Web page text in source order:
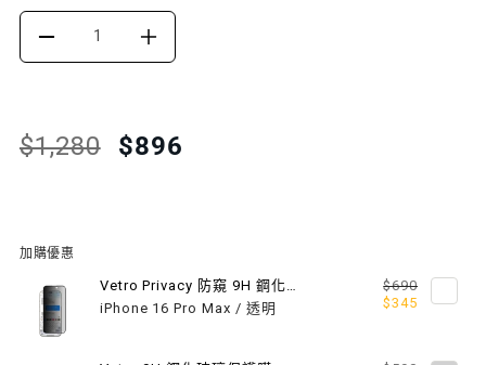
Translation
missing:
$1,280
Translation
missing:
$896
DECREASE
FOR
城
市
漫
INCREASE
FOR
市
加購優惠
Vetro Privacy 防窺 9H 鋼化玻璃保護膜
iPhone 16 Pro Max / 透明
$690
$345